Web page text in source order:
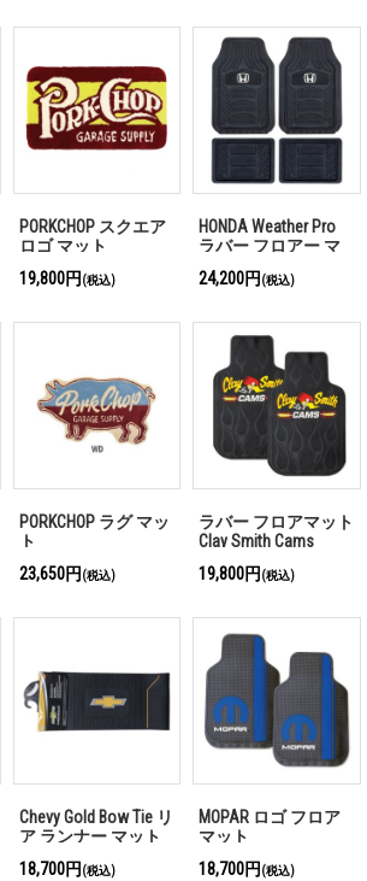
PORKCHOP スクエア
ロゴ マット
19,800円 (税込)
HONDA Weather Pro
ラバー フロアー マ
24,200円 (税込)
PORKCHOP ラグ マッ
ト
23,650円 (税込)
ラバー フロアマット
Clay Smith Cams
19,800円 (税込)
Chevy Gold Bow Tie リ
ア ランナー マット
18,700円 (税込)
MOPAR ロゴ フロア
マット
18,700円 (税込)